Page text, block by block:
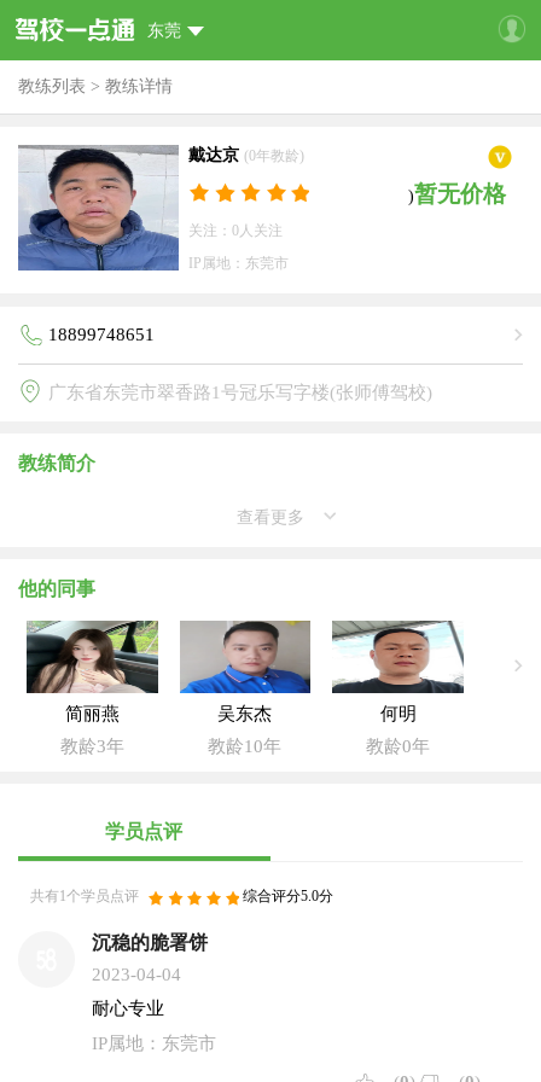
东莞
教练列表 > 教练详情
戴达京 (0年教龄)
)暂无价格
关注：0人关注
IP属地：东莞市
18899748651
广东省东莞市翠香路1号冠乐写字楼(张师傅驾校)
教练简介
查看更多
他的同事
简丽燕
教龄3年
吴东杰
教龄10年
何明
教龄0年
学员点评
共有1个学员点评 综合评分5.0分
沉稳的脆署饼
2023-04-04
耐心专业
IP属地：东莞市